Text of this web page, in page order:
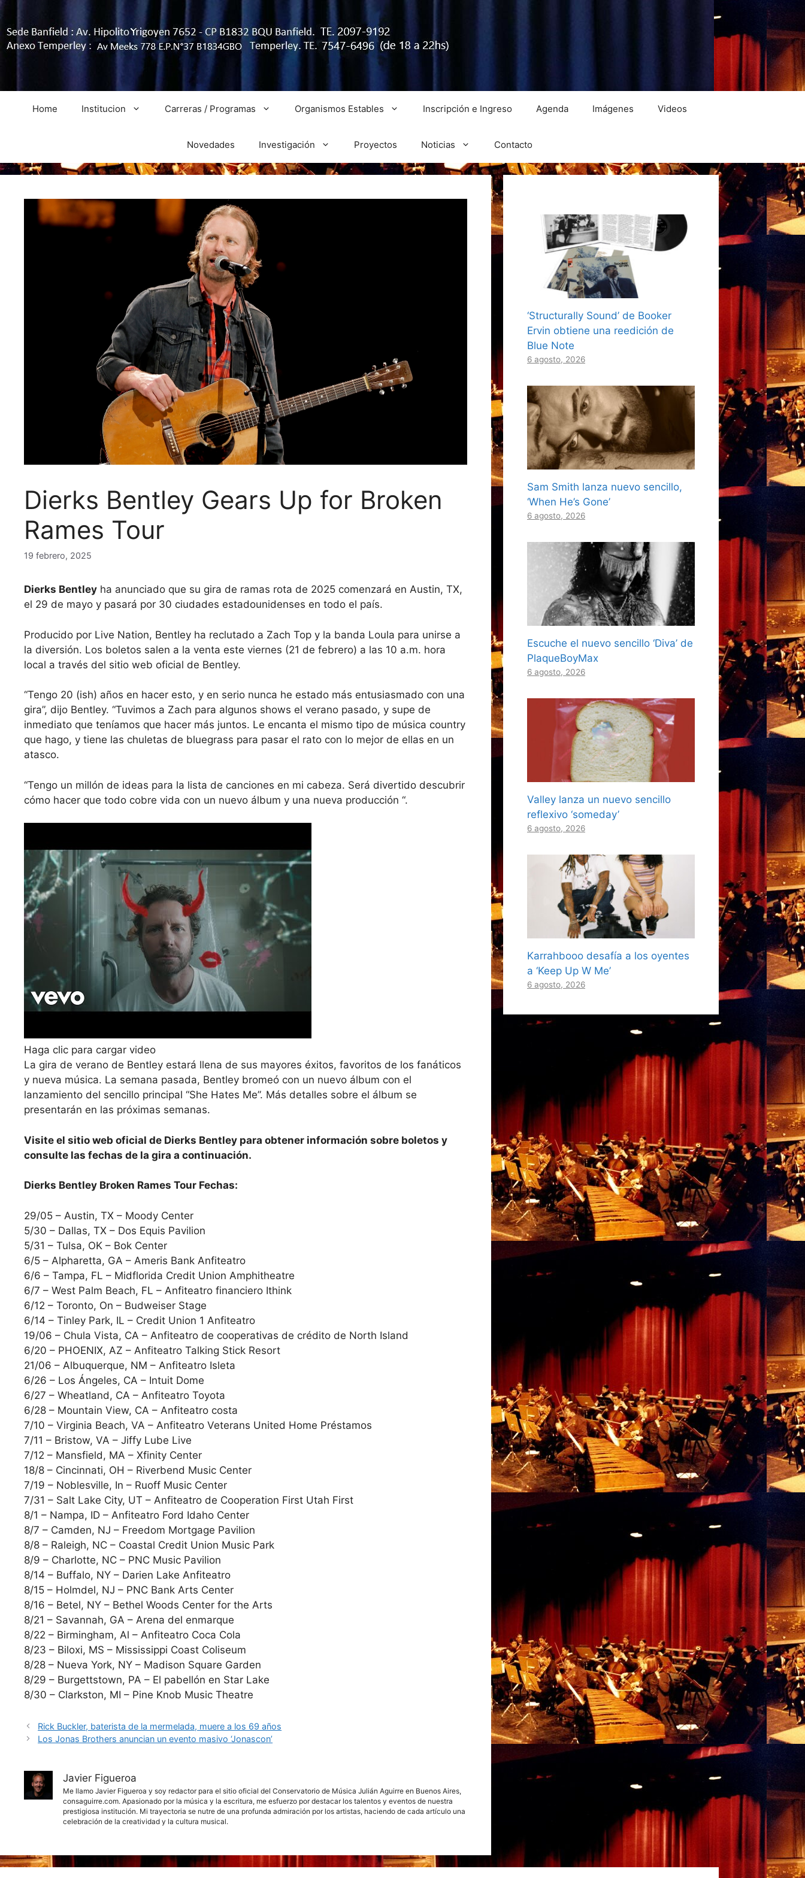
Home Institucion Carreras / Programas Organismos Estables Inscripción e Ingreso Agenda Imágenes Videos
Novedades Investigación Proyectos Noticias Contacto
Dierks Bentley Gears Up for Broken
Rames Tour
19 febrero, 2025
Dierks Bentley ha anunciado que su gira de ramas rota de 2025 comenzará en Austin, TX,
el 29 de mayo y pasará por 30 ciudades estadounidenses en todo el país.
Producido por Live Nation, Bentley ha reclutado a Zach Top y la banda Loula para unirse a
la diversión. Los boletos salen a la venta este viernes (21 de febrero) a las 10 a.m. hora
local a través del sitio web oficial de Bentley.
“Tengo 20 (ish) años en hacer esto, y en serio nunca he estado más entusiasmado con una
gira”, dijo Bentley. “Tuvimos a Zach para algunos shows el verano pasado, y supe de
inmediato que teníamos que hacer más juntos. Le encanta el mismo tipo de música country
que hago, y tiene las chuletas de bluegrass para pasar el rato con lo mejor de ellas en un
atasco.
“Tengo un millón de ideas para la lista de canciones en mi cabeza. Será divertido descubrir
cómo hacer que todo cobre vida con un nuevo álbum y una nueva producción “.
Haga clic para cargar video
La gira de verano de Bentley estará llena de sus mayores éxitos, favoritos de los fanáticos
y nueva música. La semana pasada, Bentley bromeó con un nuevo álbum con el
lanzamiento del sencillo principal “She Hates Me”. Más detalles sobre el álbum se
presentarán en las próximas semanas.
Visite el sitio web oficial de Dierks Bentley para obtener información sobre boletos y
consulte las fechas de la gira a continuación.
Dierks Bentley Broken Rames Tour Fechas:
29/05 – Austin, TX – Moody Center
5/30 – Dallas, TX – Dos Equis Pavilion
5/31 – Tulsa, OK – Bok Center
6/5 – Alpharetta, GA – Ameris Bank Anfiteatro
6/6 – Tampa, FL – Midflorida Credit Union Amphitheatre
6/7 – West Palm Beach, FL – Anfiteatro financiero Ithink
6/12 – Toronto, On – Budweiser Stage
6/14 – Tinley Park, IL – Credit Union 1 Anfiteatro
19/06 – Chula Vista, CA – Anfiteatro de cooperativas de crédito de North Island
6/20 – PHOENIX, AZ – Anfiteatro Talking Stick Resort
21/06 – Albuquerque, NM – Anfiteatro Isleta
6/26 – Los Ángeles, CA – Intuit Dome
6/27 – Wheatland, CA – Anfiteatro Toyota
6/28 – Mountain View, CA – Anfiteatro costa
7/10 – Virginia Beach, VA – Anfiteatro Veterans United Home Préstamos
7/11 – Bristow, VA – Jiffy Lube Live
7/12 – Mansfield, MA – Xfinity Center
18/8 – Cincinnati, OH – Riverbend Music Center
7/19 – Noblesville, In – Ruoff Music Center
7/31 – Salt Lake City, UT – Anfiteatro de Cooperation First Utah First
8/1 – Nampa, ID – Anfiteatro Ford Idaho Center
8/7 – Camden, NJ – Freedom Mortgage Pavilion
8/8 – Raleigh, NC – Coastal Credit Union Music Park
8/9 – Charlotte, NC – PNC Music Pavilion
8/14 – Buffalo, NY – Darien Lake Anfiteatro
8/15 – Holmdel, NJ – PNC Bank Arts Center
8/16 – Betel, NY – Bethel Woods Center for the Arts
8/21 – Savannah, GA – Arena del enmarque
8/22 – Birmingham, Al – Anfiteatro Coca Cola
8/23 – Biloxi, MS – Mississippi Coast Coliseum
8/28 – Nueva York, NY – Madison Square Garden
8/29 – Burgettstown, PA – El pabellón en Star Lake
8/30 – Clarkston, MI – Pine Knob Music Theatre
Rick Buckler, baterista de la mermelada, muere a los 69 años
Los Jonas Brothers anuncian un evento masivo ‘Jonascon’
Javier Figueroa
Me llamo Javier Figueroa y soy redactor para el sitio oficial del Conservatorio de Música Julián Aguirre en Buenos Aires,
consaguirre.com. Apasionado por la música y la escritura, me esfuerzo por destacar los talentos y eventos de nuestra
prestigiosa institución. Mi trayectoria se nutre de una profunda admiración por los artistas, haciendo de cada artículo una
celebración de la creatividad y la cultura musical.
‘Structurally Sound’ de Booker
Ervin obtiene una reedición de
Blue Note
6 agosto, 2026
Sam Smith lanza nuevo sencillo,
‘When He’s Gone’
6 agosto, 2026
Escuche el nuevo sencillo ‘Diva’ de
PlaqueBoyMax
6 agosto, 2026
Valley lanza un nuevo sencillo
reflexivo ‘someday’
6 agosto, 2026
Karrahbooo desafía a los oyentes
a ‘Keep Up W Me’
6 agosto, 2026